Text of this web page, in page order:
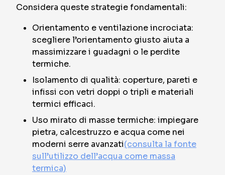
Considera queste strategie fondamentali:
Orientamento e ventilazione incrociata:
scegliere l’orientamento giusto aiuta a
massimizzare i guadagni o le perdite
termiche.
Isolamento di qualità: coperture, pareti e
infissi con vetri doppi o tripli e materiali
termici efficaci.
Uso mirato di masse termiche: impiegare
pietra, calcestruzzo e acqua come nei
moderni serre avanzati(consulta la fonte
sull’utilizzo dell’acqua come massa
termica)